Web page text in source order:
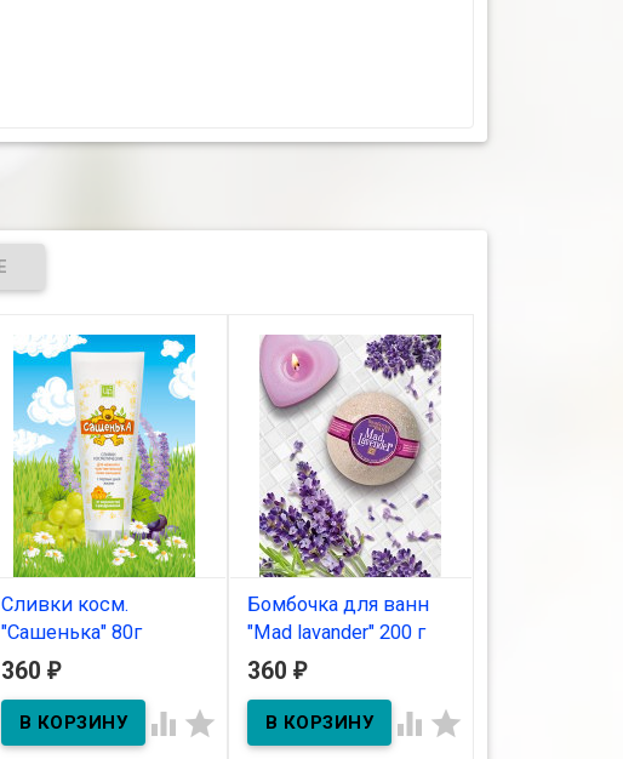
Сливки косм.
"Сашенька" 80г
В наличии
Сливки косм. "Сашенька"
360 ₽
 
Бомбочка для ванн
"Mad lavander" 200 г
В наличии
Бомбочка для ванн "Mad
360 ₽
 